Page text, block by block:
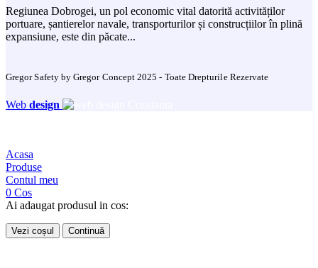
Regiunea Dobrogei, un pol economic vital datorită activităților
portuare, șantierelor navale, transporturilor și construcțiilor în plină
expansiune, este din păcate...
Gregor Safety by Gregor Concept 2025 - Toate Drepturile Rezervate
Web design
Acasa
Produse
Contul meu
0 Cos
Ai adaugat produsul in cos:
Vezi coșul Continuă